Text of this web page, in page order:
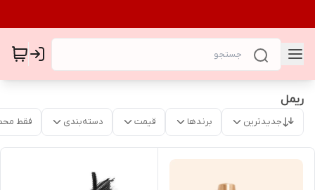
ریمل
جدیدترین برندها قیمت دسته‌بندی فقط